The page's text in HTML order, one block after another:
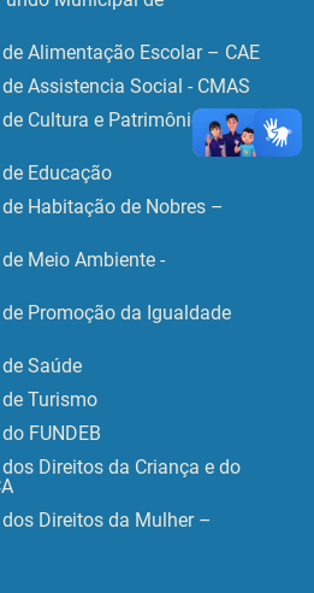
Alimentação Escolar – CAE
Assistencia Social - CMAS
Cultura e Patrimônio -
Educação
Habitação de Nobres –
Meio Ambiente -
Promoção da Igualdade
Saúde
Turismo
FUNDEB
Direitos da Criança e do
Direitos da Mulher –